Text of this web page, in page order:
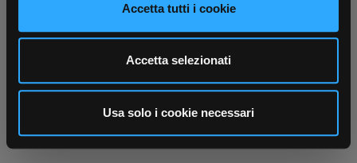
dalla Dichiarazione sui cookie.
Utilizziamo i cookie per personalizzare contenuti ed
analizzare il nostro traffico. Condividiamo inoltre
informazioni sul modo in cui utilizza il nostro sito con i
nostri partner che si occupano di analisi dei dati web,
pubblicità e social media, i quali potrebbero combinarle
Accetta tutti i cookie
Accetta selezionati
Usa solo i cookie necessari